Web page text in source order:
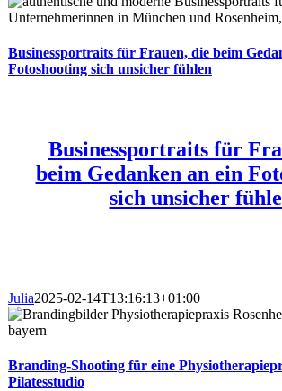
Businessportraits für Frauen, die beim
Fotoshooting sich unsicher fühlen
Businessportraits für
beim Gedanken an ein
sich unsicher
Julia2025-02-14T13:16:13+01:00
Branding-Shooting für eine
Pilatesstudio